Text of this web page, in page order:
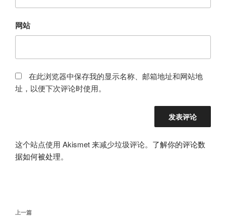
网站
在此浏览器中保存我的显示名称、邮箱地址和网站地
址，以便下次评论时使用。
这个站点使用 Akismet 来减少垃圾评论。 了解你的评论数
据如何被处理。
文
上
上一篇